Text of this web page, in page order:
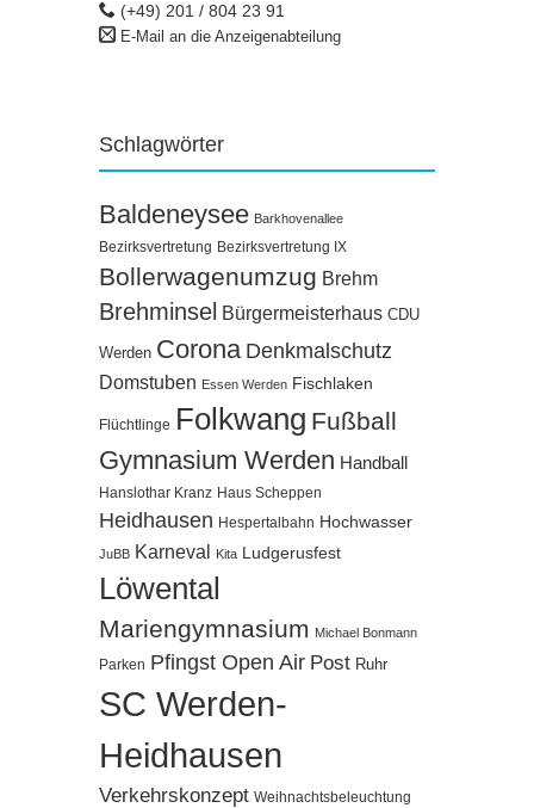
(+49) 201 / 804 23 91
E-Mail an die Anzeigenabteilung
Schlagwörter
Baldeneysee Barkhovenallee
Bezirksvertretung Bezirksvertretung IX
Bollerwagenumzug Brehm
Brehminsel Bürgermeisterhaus CDU
Werden Corona Denkmalschutz
Domstuben Essen Werden Fischlaken
Flüchtlinge Folkwang Fußball
Gymnasium Werden Handball
Hanslothar Kranz Haus Scheppen
Heidhausen Hespertalbahn Hochwasser
JuBB Karneval Kita Ludgerusfest
Löwental
Mariengymnasium Michael Bonmann
Parken Pfingst Open Air Post Ruhr
SC Werden-
Heidhausen
Verkehrskonzept Weihnachtsbeleuchtung